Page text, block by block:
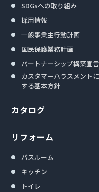
SDGsへの取り組み
採用情報
一般事業主行動計画
国民保護業務計画
パートナーシップ構築宣言
カスタマーハラスメント
する基本方針
カタログ
リフォーム
バスルーム
キッチン
トイレ